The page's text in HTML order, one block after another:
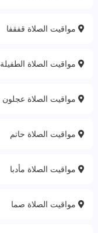
مواقيت الصلاة قفقفا
مواقيت الصلاة الطفيلة
مواقيت الصلاة عجلون
مواقيت الصلاة حاتم
مواقيت الصلاة مأدبا
مواقيت الصلاة صما